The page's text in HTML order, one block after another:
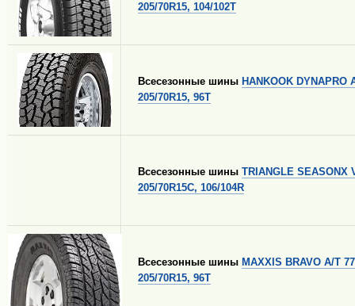
205/70R15, 104/102T
Всесезонные шины HANKOOK DYNAPRO
205/70R15, 96T
Всесезонные шины TRIANGLE SEASONX
205/70R15C, 106/104R
Всесезонные шины MAXXIS BRAVO A/T
205/70R15, 96T